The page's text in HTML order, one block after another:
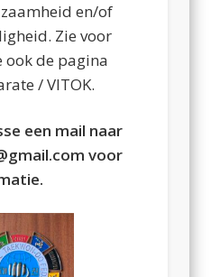
en/of
Zie voor
de pagina
/ VITOK.
een mail naar
voor